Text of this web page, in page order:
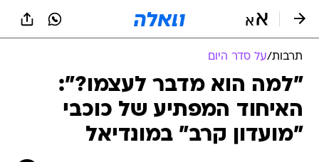
תרבות/על סדר היום
"למה הוא מדבר לעצמו?":
האיחוד המפתיע של כוכבי
"מועדון קרב" במונדיאל